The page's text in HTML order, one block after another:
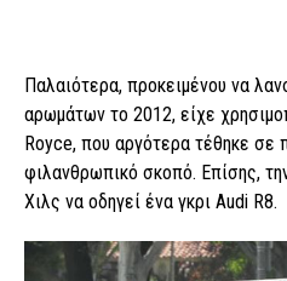
Παλαιότερα, προκειμένου να
αρωμάτων το 2012, είχε
Royce, που αργότερα τέθηκε σε
φιλανθρωπικό σκοπό. Επίσης,
Χιλς να οδηγεί ένα γκρι Audi R8.